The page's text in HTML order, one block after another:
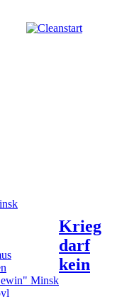
Minsk
Krieg
darf
kein